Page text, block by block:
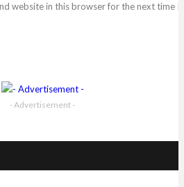
website in this browser for the next time I
- Advertisement -